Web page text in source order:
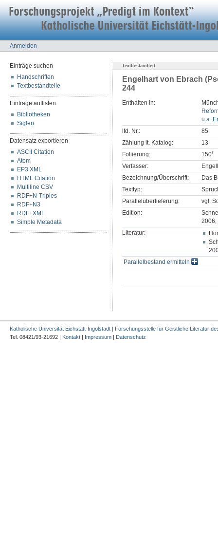
Anmelden
Einträge suchen
Handschriften
Textbestandteile
Einträge auflisten
Bibliotheken
Siglen
Datensatz exportieren
ASCII Citation
Atom
EP3 XML
HTML Citation
Multiline CSV
RDF+N-Triples
RDF+N3
RDF+XML
Simple Metadata
Textbestandteil
Engelhart von Ebrach
244
Enthalten in:
u.a.
lfd. Nr.:
85
Zählung lt. Katalog:
13
Foliierung:
150r
Verfasser:
Bezeichnung/Überschrift:
Das
Texttyp:
Parallelüberlieferung:
vgl.
Edition:
2006,
Literatur:
Parallelbestand ermitteln
Katholische Universität Eichstätt-Ingolstadt | Forschungsstelle für Geistliche Literatur
Tel. 08421/93-21692 | Kontakt | Impressum | Datenschutz